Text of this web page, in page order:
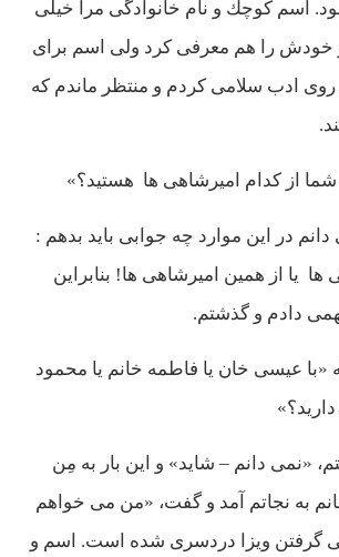
اسم كوچك و نام خانوادگی مرا خيلی
و خودش را هم معرفی كرد ولی اسم برای
روی ادب سلامی كردم و منتظر ماندم كه
شما از كدام اميرشاهی ها هستيد؟»
در اين موارد چه جوابی بايد بدهم :
ها يا از همين اميرشاهی ها! بنابراين
دادم و گذشتم.
«با عيسی خان يا فاطمه خانم يا محمود
«نمی دانم – شايد» و اين بار به مِن
به نجاتم آمد و گفت، «من می خواهم
گرفتن ويزا دردسری شده است. اسم و